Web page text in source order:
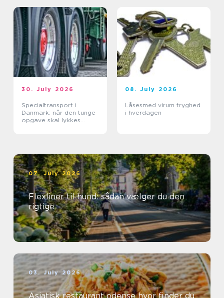
30. July 2026
Specialtransport i
Danmark: når den tunge
opgave skal lykkes
08. July 2026
Låsesmed virum tryghed
i hverdagen
07. July 2026
Flexliner til hund: sådan vælger du den
rigtige
03. July 2026
Asiatisk restaurant odense hvor finder du